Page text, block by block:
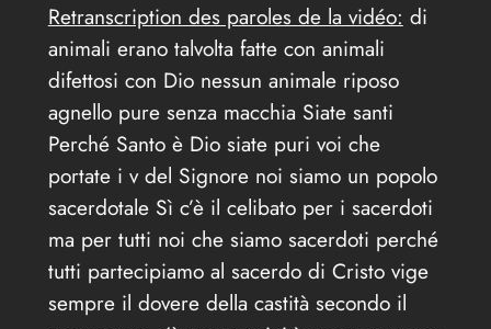
Retranscription des paroles de la vidéo: di
animali erano talvolta fatte con animali
difettosi con Dio nessun animale riposo
agnello pure senza macchia Siate santi
Perché Santo è Dio siate puri voi che
portate i v del Signore noi siamo un popolo
sacerdotale Sì c’è il celibato per i sacerdoti
ma per tutti noi che siamo sacerdoti perché
tutti partecipiamo al sacerdo di Cristo vige
sempre il dovere della castità secondo il